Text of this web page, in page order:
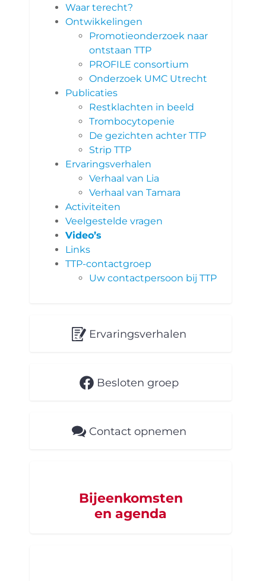
Waar terecht?
Ontwikkelingen
Promotieonderzoek naar
ontstaan TTP
PROFILE consortium
Onderzoek UMC Utrecht
Publicaties
Restklachten in beeld
Trombocytopenie
De gezichten achter TTP
Strip TTP
Ervaringsverhalen
Verhaal van Lia
Verhaal van Tamara
Activiteiten
Veelgestelde vragen
Video’s
Links
TTP-contactgroep
Uw contactpersoon bij TTP
Ervaringsverhalen
Besloten groep
Contact opnemen
Bijeenkomsten
en agenda